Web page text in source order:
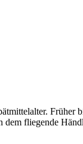
Früher
fliegende